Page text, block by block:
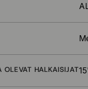
OLEVAT HALKAISIJAT